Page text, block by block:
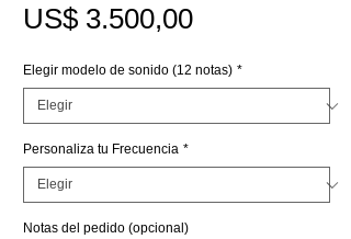
US$ 3.500,00Precio
Elegir modelo de sonido (12 notas) *
Personaliza tu Frecuencia *
Notas del pedido (opcional)